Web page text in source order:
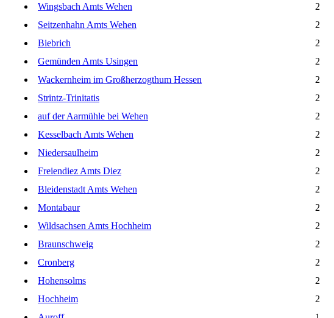
Wingsbach Amts Wehen
2
Seitzenhahn Amts Wehen
2
Biebrich
2
Gemünden Amts Usingen
2
Wackernheim im Großherzogthum Hessen
2
Strintz-Trinitatis
2
auf der Aarmühle bei Wehen
2
Kesselbach Amts Wehen
2
Niedersaulheim
2
Freiendiez Amts Diez
2
Bleidenstadt Amts Wehen
2
Montabaur
2
Wildsachsen Amts Hochheim
2
Braunschweig
2
Cronberg
2
Hohensolms
2
Hochheim
2